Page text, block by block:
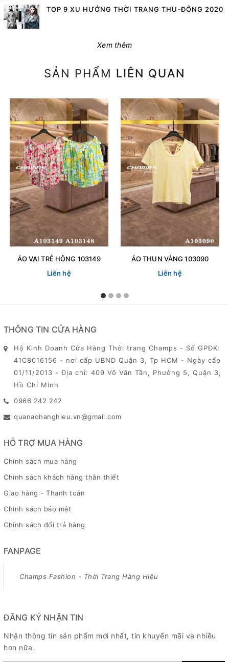
TOP 9 XU HƯỚNG THỜI TRANG THU-ĐÔNG 2020
Xem thêm
SẢN PHẨM LIÊN QUAN
ÁO VAI TRỄ HÔNG 103149
Liên hệ
ÁO THUN VÀNG 103090
Liên hệ
THÔNG TIN CỬA HÀNG
Hộ Kinh Doanh Cửa Hàng Thời trang Champs - Số GPĐK:
41C8016156 - nơi cấp UBND Quận 3, Tp HCM - Ngày cấp
01/11/2013 - Địa chỉ: 409 Võ Văn Tần, Phường 5, Quận 3,
Hồ Chí Minh
0966 242 242
quanaohanghieu.vn@gmail.com
HỖ TRỢ MUA HÀNG
Chính sách mua hàng
Chính sách khách hàng thân thiết
Giao hàng - Thanh toán
Chính sách bảo mật
Chính sách đổi trả hàng
FANPAGE
Champs Fashion - Thời Trang Hàng Hiệu
ĐĂNG KÝ NHẬN TIN
Nhận thông tin sản phẩm mới nhất, tin khuyến mãi và nhiều
hơn nữa.